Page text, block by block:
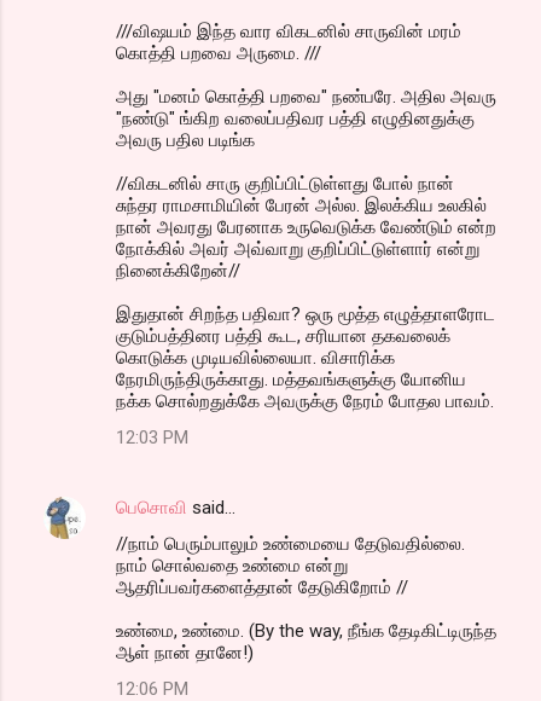
///விஷயம் இந்த வார விகடனில் சாருவின் மரம்
கொத்தி பறவை அருமை. ///
அது "மனம் கொத்தி பறவை" நண்பரே. அதில அவரு
"நண்டு" ங்கிற வலைப்பதிவர பத்தி எழுதினதுக்கு
அவரு பதில படிங்க
//விகடனில் சாரு குறிப்பிட்டுள்ளது போல் நான்
சுந்தர ராமசாமியின் பேரன் அல்ல. இலக்கிய உலகில்
நான் அவரது பேரனாக உருவெடுக்க வேண்டும் என்ற
நோக்கில் அவர் அவ்வாறு குறிப்பிட்டுள்ளார் என்று
நினைக்கிறேன்//
இதுதான் சிறந்த பதிவா? ஒரு மூத்த எழுத்தாளரோட
குடும்பத்தினர பத்தி கூட, சரியான தகவலைக்
கொடுக்க முடியவில்லையா. விசாரிக்க
நேரமிருந்திருக்காது. மத்தவங்களுக்கு யோனிய
நக்க சொல்றதுக்கே அவருக்கு நேரம் போதல பாவம்.
12:03 PM
பெசொவி said…
//நாம் பெரும்பாலும் உண்மையை தேடுவதில்லை.
நாம் சொல்வதை உண்மை என்று
ஆதரிப்பவர்களைத்தான் தேடுகிறோம் //
உண்மை, உண்மை. (By the way, நீங்க தேடிகிட்டிருந்த
ஆள் நான் தானே!)
12:06 PM